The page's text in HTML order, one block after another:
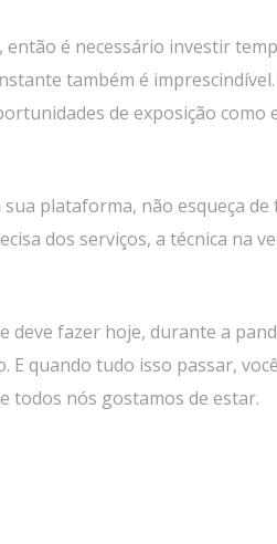
então é necessário investir
também é
de exposição como
plataforma, não esqueça
dos serviços, a técnica na
deve fazer hoje, durante a
quando tudo isso passar,
todos nós gostamos de estar.